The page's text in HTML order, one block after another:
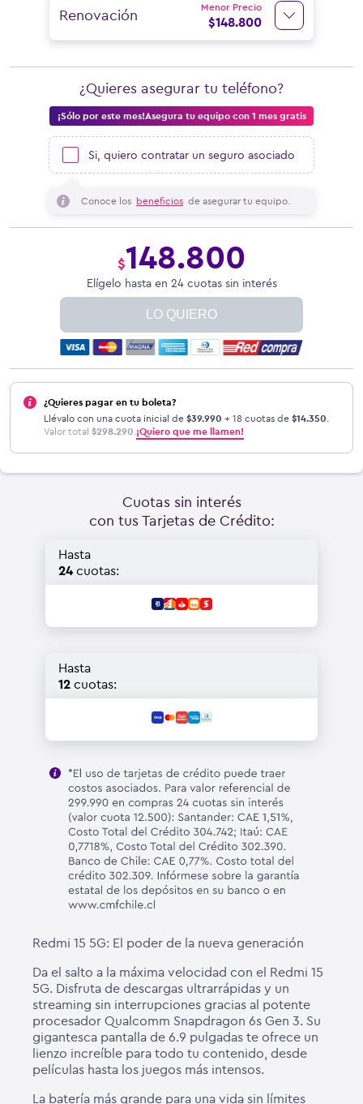
Renovación Menor Precio
$148.800
¡Sólo por este mes!Asegura tu equipo con 1 mes gratis
¿Quieres asegurar tu teléfono?
Si, quiero contratar un seguro asociado
Conoce los beneficios de asegurar tu equipo.
$148.800
Elígelo hasta en 24 cuotas sin interés
LO QUIERO
¿Quieres pagar en tu boleta?
Llévalo con una cuota inicial de $39.990 + 18 cuotas de $14.350.
Valor total $298.290.¡Quiero que me llamen!
Cuotas sin interés
con tus Tarjetas de Crédito:
Hasta
24 cuotas:
Hasta
12 cuotas:
Redmi 15 5G: El poder de la nueva generación
Da el salto a la máxima velocidad con el Redmi 15
5G. Disfruta de descargas ultrarrápidas y un
streaming sin interrupciones gracias al potente
procesador Qualcomm Snapdragon 6s Gen 3. Su
gigantesca pantalla de 6.9 pulgadas te ofrece un
lienzo increíble para todo tu contenido, desde
películas hasta los juegos más intensos.
La batería más grande para una vida sin límites